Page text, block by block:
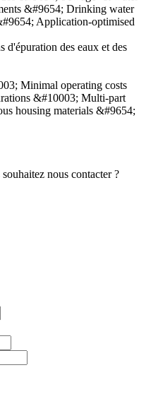
d'épuration des eaux et des
souhaitez nous contacter ?